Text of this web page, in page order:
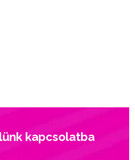
kapcsolatba